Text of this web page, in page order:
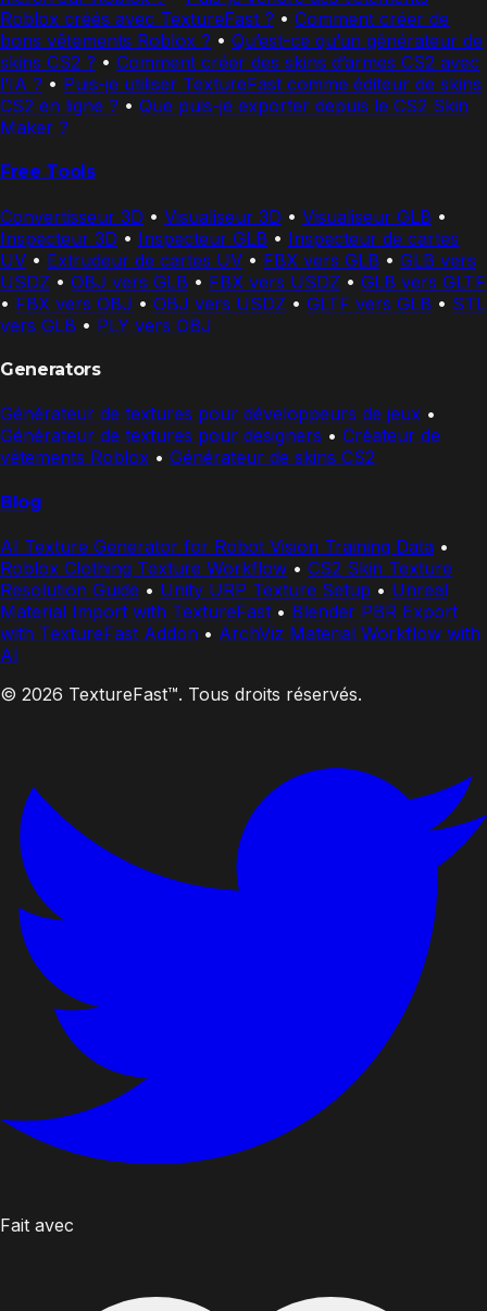
Roblox créés avec TextureFast ? • Comment créer de
bons vêtements Roblox ? • Qu’est-ce qu’un générateur de
skins CS2 ? • Comment créer des skins d’armes CS2 avec
l’IA ? • Puis-je utiliser TextureFast comme éditeur de skins
CS2 en ligne ? • Que puis-je exporter depuis le CS2 Skin
Maker ?
Free Tools
Convertisseur 3D • Visualiseur 3D • Visualiseur GLB •
Inspecteur 3D • Inspecteur GLB • Inspecteur de cartes
UV • Extrudeur de cartes UV • FBX vers GLB • GLB vers
USDZ • OBJ vers GLB • FBX vers USDZ • GLB vers GLTF
• FBX vers OBJ • OBJ vers USDZ • GLTF vers GLB • STL
vers GLB • PLY vers OBJ
Generators
Générateur de textures pour développeurs de jeux •
Générateur de textures pour designers • Créateur de
vêtements Roblox • Générateur de skins CS2
Blog
AI Texture Generator for Robot Vision Training Data •
Roblox Clothing Texture Workflow • CS2 Skin Texture
Resolution Guide • Unity URP Texture Setup • Unreal
Material Import with TextureFast • Blender PBR Export
with TextureFast Addon • ArchViz Material Workflow with
AI
© 2026 TextureFast™. Tous droits réservés.
Fait avec